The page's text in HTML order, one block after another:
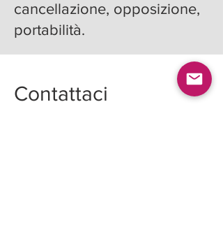
cancellazione, opposizione,
portabilità.
Contattaci